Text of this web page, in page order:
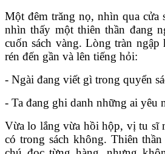
Một đêm trăng nọ, nhìn qua cửa
nhìn thấy một thiên thần
cuốn sách vàng. Lòng tràn
rén đến gần và lên tiếng hỏi:
- Ngài đang viết gì trong quyển
- Ta đang ghi danh những ai yêu
Vừa lo lắng vừa hồi hộp, vị tu sĩ
có trong sách không. Thiên